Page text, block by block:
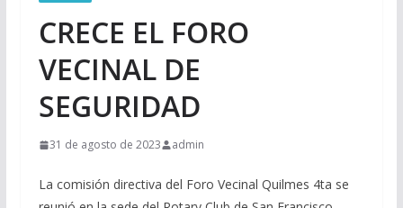
CRECE EL FORO
VECINAL DE
SEGURIDAD
31 de agosto de 2023 admin
La comisión directiva del Foro Vecinal Quilmes 4ta se